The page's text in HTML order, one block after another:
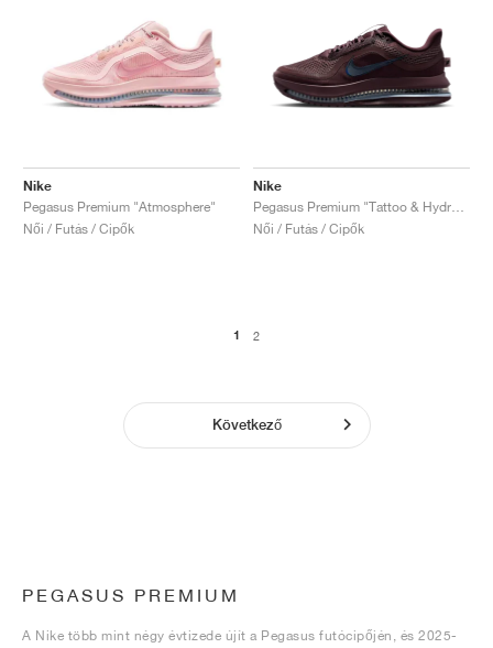
Nike
Pegasus Premium "Atmosphere"
Női / Futás / Cipők
Nike
Női / Futás / Cipők
1 2
Következő
PEGASUS PREMIUM
A Nike több mint négy évtizede újít a Pegasus futócipőjén, és 2025-